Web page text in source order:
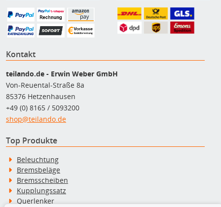
Kontakt
teilando.de - Erwin Weber GmbH
Von-Reuental-Straße 8a
85376 Hetzenhausen
+49 (0) 8165 / 5093200
shop@teilando.de
Top Produkte
Beleuchtung
Bremsbeläge
Bremsscheiben
Kupplungssatz
Querlenker